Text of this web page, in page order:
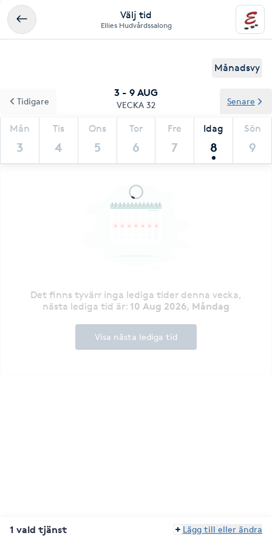
Välj tid
Ellies Hudvårdssalong
Månadsvy
3 - 9 AUG
VECKA 32
Mån
3
Tis
4
Ons
5
Tor
6
Fre
7
Idag
8
Sön
9
Tidigare Senare
Det finns tyvärr inga lediga tider denna vecka,
nästa lediga tid är: 10 Aug 2026, Måndag
Visa nästa lediga tid
1 vald tjänst Lägg till eller ändra